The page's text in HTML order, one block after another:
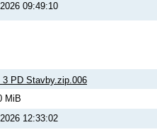
09:49:10
3 PD Stavby.zip.006
MiB
12:33:02